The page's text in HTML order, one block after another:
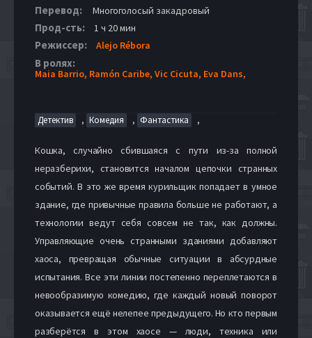
Перевод: Многоголосый закадровый
Прод-сть: 1 ч 20 мин
Режиссер: Alejo Rébora
В ролях:
Maia Barrio, Ramón Caribe, Vic Cicuta, Eva Dans,
Детектив , Комедия , Фантастика ,
Кошка, случайно сбившаяся с пути из-за полной
неразберихи, становится началом цепочки странных
событий. В это же время курильщик попадает в умное
здание, где привычные правила больше не работают, а
технологии ведут себя совсем не так, как должны.
Управляющие очень странными зданиями добавляют
хаоса, превращая обычные ситуации в абсурдные
испытания. Все эти линии постепенно переплетаются в
невообразимую комедию, где каждый новый поворот
оказывается ещё нелепее предыдущего. Но кто первым
разберётся в этом хаосе — люди, техника или